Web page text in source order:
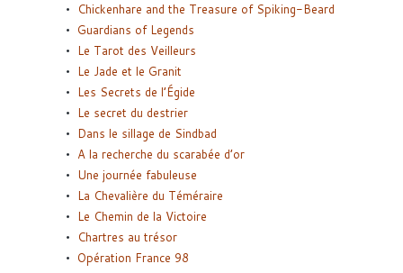
Chickenhare and the Treasure of Spiking-Beard
Guardians of Legends
Le Tarot des Veilleurs
Le Jade et le Granit
Les Secrets de l’Égide
Le secret du destrier
Dans le sillage de Sindbad
A la recherche du scarabée d’or
Une journée fabuleuse
La Chevalière du Téméraire
Le Chemin de la Victoire
Chartres au trésor
Opération France 98